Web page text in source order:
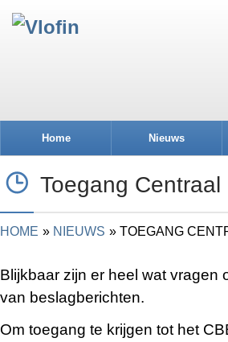
Home Nieuws
Toegang
HOME NIEUWS TOEGANG
Blijkbaar zijn er heel wat vragen
van beslagberichten.
Om toegang te krijgen tot het